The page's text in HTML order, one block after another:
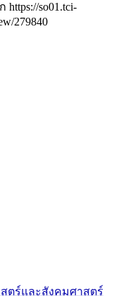
https://so01.tci-
279840
ตร์และสังคมศาสตร์